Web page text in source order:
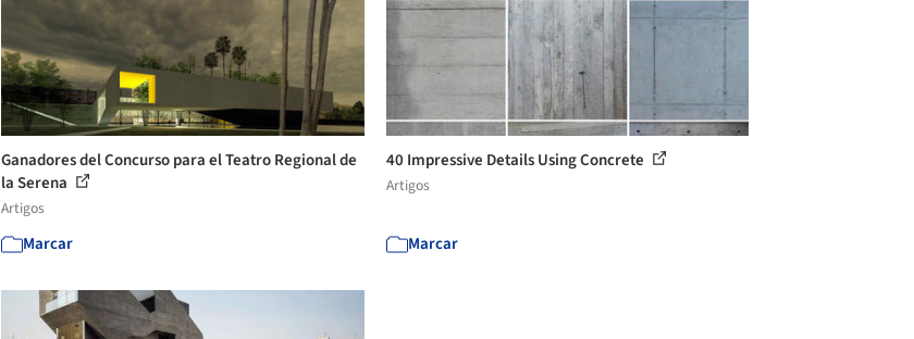
Ganadores del Concurso para el Teatro Regional de
la Serena
Artigos
Marcar
40 Impressive Details Using Concrete
Artigos
Marcar